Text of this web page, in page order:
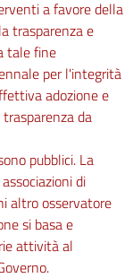
a favore della
trasparenza e
tale fine
per l'integrità
adozione e
da
pubblici. La
di
altro osservatore
si basa e
attività al